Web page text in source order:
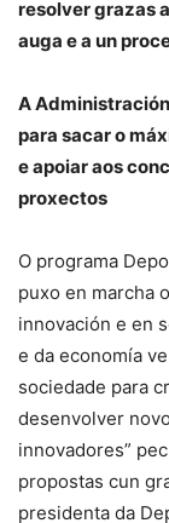
resolver grazas
auga e a un
A
para sacar o
e apoiar aos
proxectos
O programa
puxo en marcha
innovación e en
e da economía
sociedade para
desenvolver
innovadores”
propostas cun
presidenta da